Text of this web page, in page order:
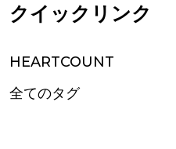
クイックリンク
HEARTCOUNT
全てのタグ